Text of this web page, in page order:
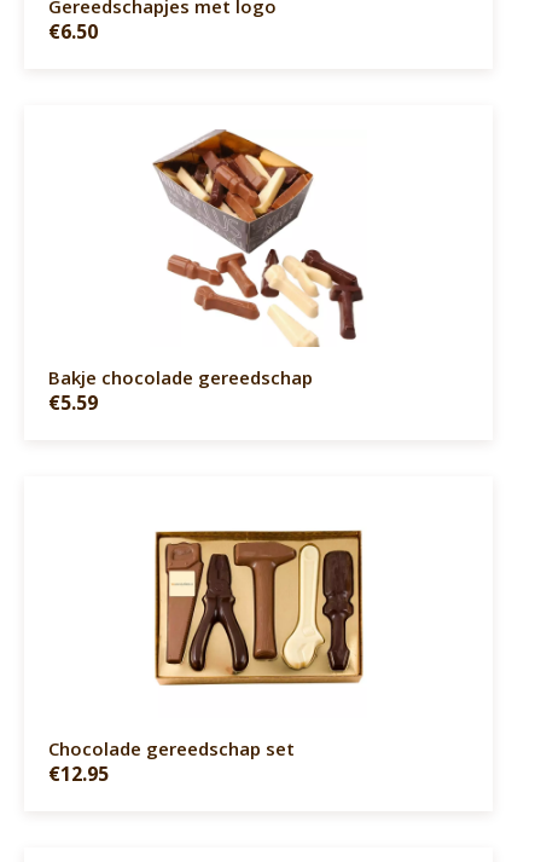
Gereedschapjes met logo
€6.50
Bakje chocolade gereedschap
€5.59
Chocolade gereedschap set
€12.95